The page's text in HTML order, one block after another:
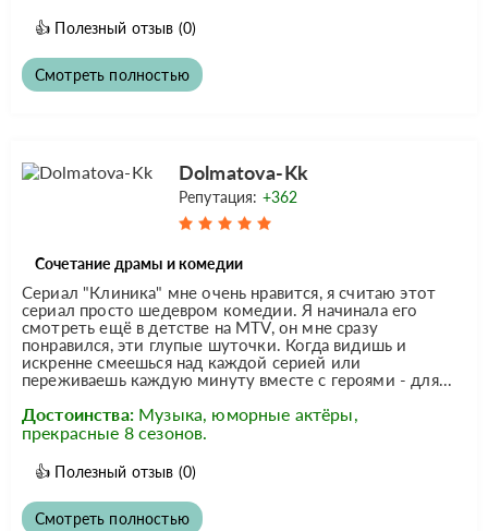
👍 Полезный отзыв (0)
Смотреть полностью
Dolmatova-Kk
Репутация: +362
Сочетание драмы и комедии
Сериал "Клиника" мне очень нравится, я считаю этот
сериал просто шедевром комедии. Я начинала его
смотреть ещё в детстве на MTV, он мне сразу
понравился, эти глупые шуточки. Когда видишь и
искренне смеешься над каждой серией или
переживаешь каждую минуту вместе с героями - для...
Достоинства: Музыка, юморные актёры,
прекрасные 8 сезонов.
👍 Полезный отзыв (0)
Смотреть полностью